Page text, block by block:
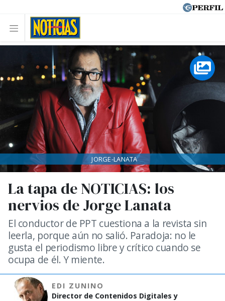
La tapa de NOTICIAS: los
nervios de Jorge Lanata
El conductor de PPT cuestiona a la revista sin
leerla, porque aún no salió. Paradoja: no le
gusta el periodismo libre y crítico cuando se
ocupa de él. Y miente.
EDI ZUNINO
Director de Contenidos Digitales y
JORGE-LANATA